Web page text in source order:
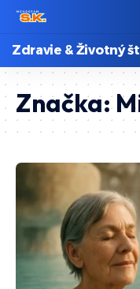
Zdravie & Životný
Značka: